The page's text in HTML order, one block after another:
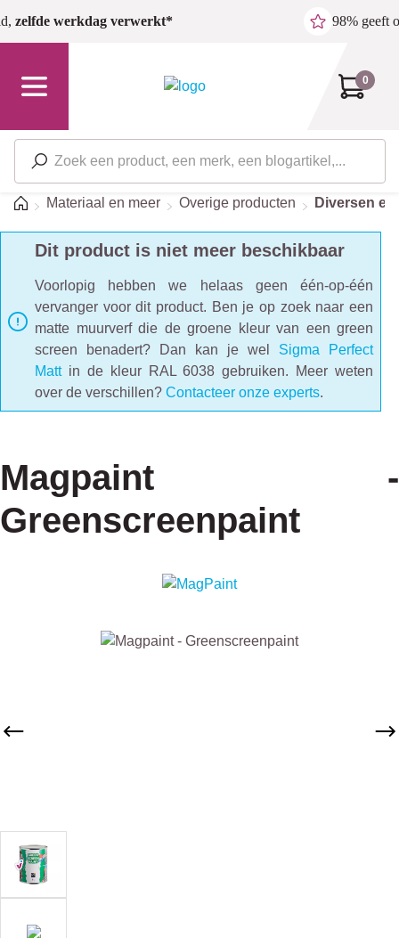
Ga naar de hoofdinhoud
zelfde werkdag verwerkt* 98% geeft
0
HomeMateriaal en meer Overige producten Diversen
Dit product is niet meer beschikbaar
Voorlopig hebben we helaas geen één-op-één
vervanger voor dit product. Ben je op zoek naar een
matte muurverf die de groene kleur van een green
screen benadert? Dan kan je wel Sigma Perfect
Mattin de kleur RAL 6038 gebruiken. Meer weten
over de verschillen? Contacteer onze experts.
Magpaint -
Greenscreenpaint
Afbeeldingengalerij overslaan